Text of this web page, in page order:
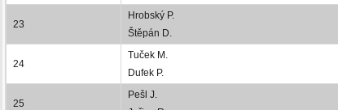
23
Hrobský P.
Štěpán D.
24
Tuček M.
Dufek P.
25
Pešl J.